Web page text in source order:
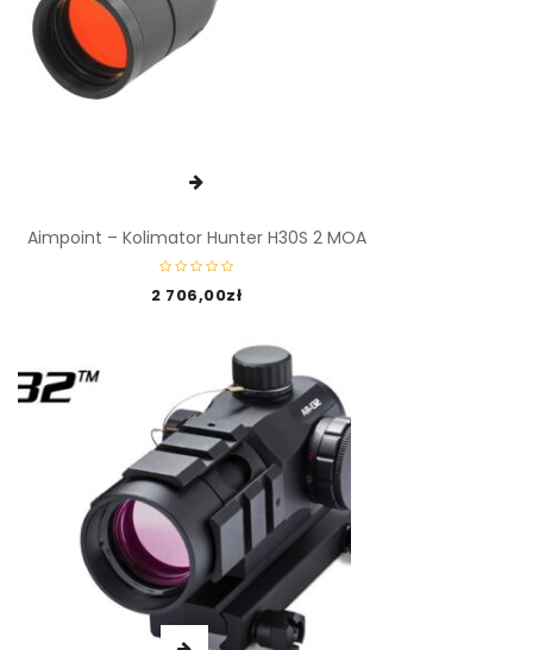
Aimpoint – Kolimator Hunter H30S 2 MOA
2 706,00zł